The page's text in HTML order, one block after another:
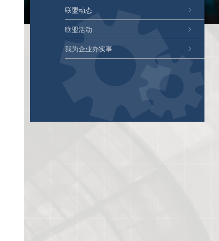
联盟动态
联盟活动
我为企业办实事